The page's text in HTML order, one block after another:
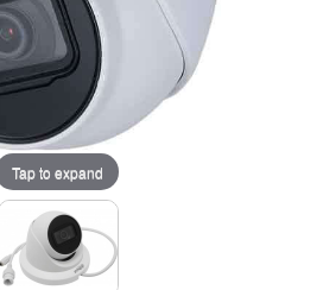
Tap to expand
Tap to expand